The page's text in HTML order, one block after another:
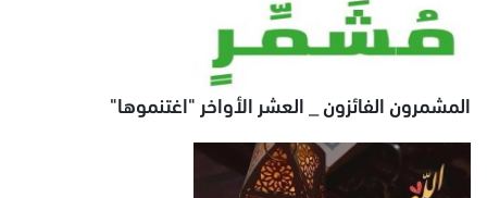
المشمرون الفائزون _ العشر الأواخر "اغتنموها"